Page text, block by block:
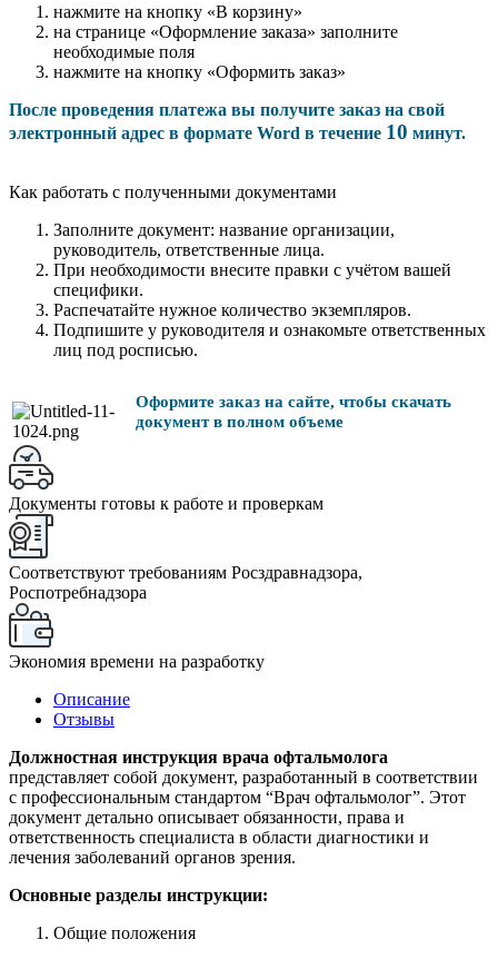
нажмите на кнопку «В корзину»
на странице «Оформление заказа» заполните
необходимые поля
нажмите на кнопку «Оформить заказ»
После проведения платежа вы получите заказ на свой
электронный адрес в формате Word в течение 10 минут.
Как работать с полученными документами
Заполните документ: название организации,
руководитель, ответственные лица.
При необходимости внесите правки с учётом вашей
специфики.
Распечатайте нужное количество экземпляров.
Подпишите у руководителя и ознакомьте ответственных
лиц под росписью.
Оформите заказ на сайте, чтобы скачать
документ в полном объеме
Документы готовы к работе и проверкам
Соответствуют требованиям Росздравнадзора,
Роспотребнадзора
Экономия времени на разработку
Описание
Отзывы
Должностная инструкция врача офтальмолога
представляет собой документ, разработанный в соответствии
с профессиональным стандартом “Врач офтальмолог”. Этот
документ детально описывает обязанности, права и
ответственность специалиста в области диагностики и
лечения заболеваний органов зрения.
Основные разделы инструкции:
Общие положения